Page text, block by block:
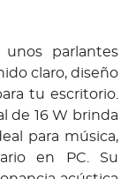
parlantes
claro, diseño
tu escritorio.
de 16 W brinda
para música,
en PC. Su